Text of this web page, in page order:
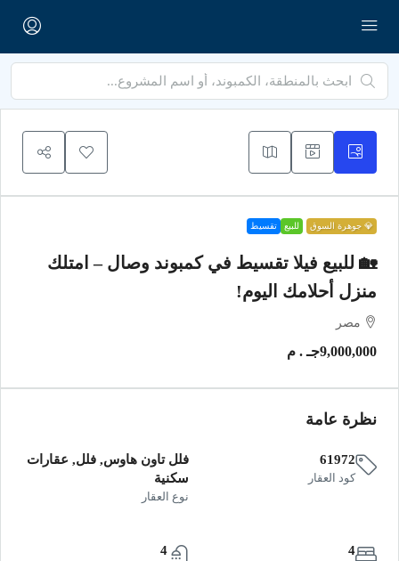
💎 جوهرة السوق للبيع تقسيط
🏡 للبيع فيلا تقسيط في كمبوند وصال – امتلك
منزل أحلامك اليوم!
مصر
9,000,000جـ . م
نظرة عامة
61972
كود العقار
فلل تاون هاوس, فلل, عقارات
سكنية
نوع العقار
4
4